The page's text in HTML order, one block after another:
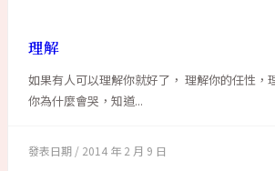
理解
如果有人可以理解你就好了， 理解你的任性，
你為什麼會哭，知道...
2014 年 2 月 9 日